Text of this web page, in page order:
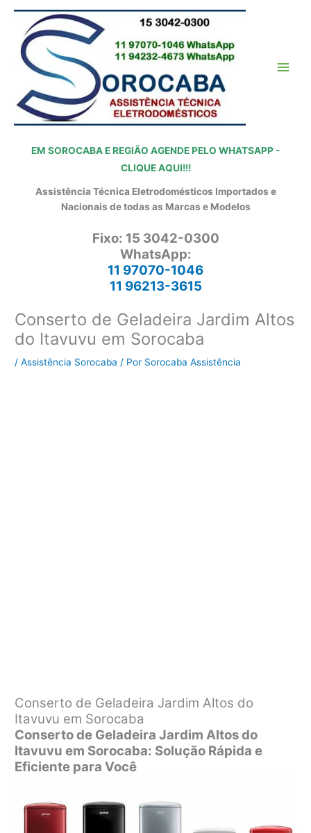
conteúdo
EM SOROCABA E REGIÃO AGENDE PELO WHATSAPP -
CLIQUE AQUI!!!
Assistência Técnica Eletrodomésticos Importados e
Nacionais de todas as Marcas e Modelos
Fixo: 15 3042-0300
WhatsApp:
11 97070-1046
11 96213-3615
Conserto de Geladeira Jardim Altos
do Itavuvu em Sorocaba
/Assistência Sorocaba / Por Sorocaba Assistência
Conserto de Geladeira Jardim Altos do
Itavuvu em Sorocaba
Conserto de Geladeira Jardim Altos do
Itavuvu em Sorocaba: Solução Rápida e
Eficiente para Você